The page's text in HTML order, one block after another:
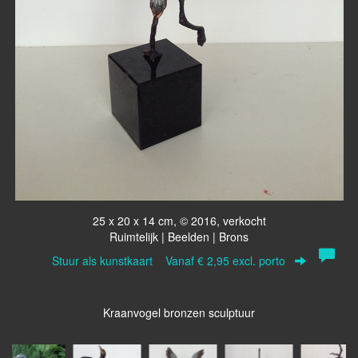
25 x 20 x 14 cm, © 2016, verkocht
Ruimtelijk | Beelden | Brons
Stuur als kunstkaart Vanaf € 2,95 excl. porto
Kraanvogel bronzen sculptuur